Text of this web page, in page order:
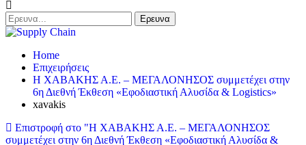
Home
Επιχειρήσεις
Η ΧΑΒΑΚΗΣ Α.Ε. – ΜΕΓΑΛΟΝΗΣΟΣ συμμετέχει στην
6η Διεθνή Έκθεση «Εφοδιαστική Αλυσίδα & Logistics»
xavakis
Επιστροφή στο "Η ΧΑΒΑΚΗΣ Α.Ε. – ΜΕΓΑΛΟΝΗΣΟΣ
συμμετέχει στην 6η Διεθνή Έκθεση «Εφοδιαστική Αλυσίδα &